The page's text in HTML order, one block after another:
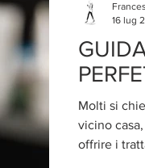
Molti si
vicino
offrire i
16 lug